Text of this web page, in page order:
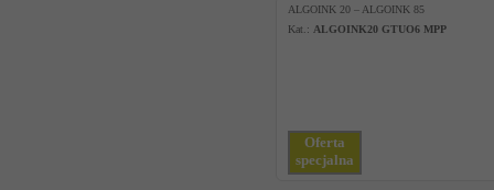
ALGOINK 20 – ALGOINK 85
Kat.: ALGOINK20 GTUO6 MPP
Oferta
specjalna